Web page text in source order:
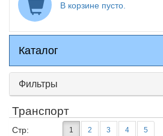
В корзине пусто.
Каталог
Каталог
Фильтры
Транспорт
Стр: 1 2 3 4 5